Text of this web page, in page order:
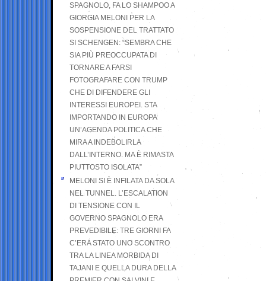
SPAGNOLO, FA LO SHAMPOO A
GIORGIA MELONI PER LA
SOSPENSIONE DEL TRATTATO
SI SCHENGEN: “SEMBRA CHE
SIA PIÙ PREOCCUPATA DI
TORNARE A FARSI
FOTOGRAFARE CON TRUMP
CHE DI DIFENDERE GLI
INTERESSI EUROPEI. STA
IMPORTANDO IN EUROPA
UN’AGENDA POLITICA CHE
MIRA A INDEBOLIRLA
DALL’INTERNO. MA È RIMASTA
PIUTTOSTO ISOLATA”
MELONI SI È INFILATA DA SOLA
NEL TUNNEL. L’ESCALATION
DI TENSIONE CON IL
GOVERNO SPAGNOLO ERA
PREVEDIBILE: TRE GIORNI FA
C’ERA STATO UNO SCONTRO
TRA LA LINEA MORBIDA DI
TAJANI E QUELLA DURA DELLA